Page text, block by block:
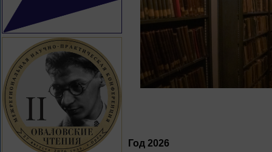
Год 2026